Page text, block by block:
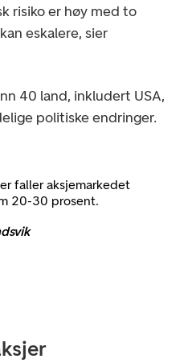
risiko er høy med to
eskalere, sier
40 land, inkludert USA,
politiske endringer.
faller aksjemarkedet
20-30 prosent.